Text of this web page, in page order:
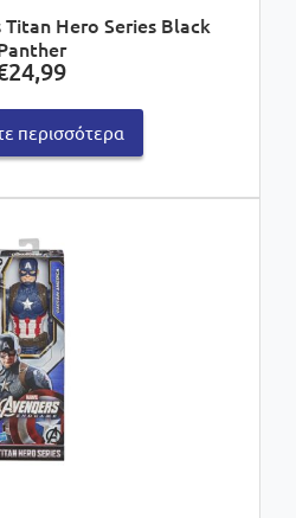
Hero Series Black
24,99
περισσότερα